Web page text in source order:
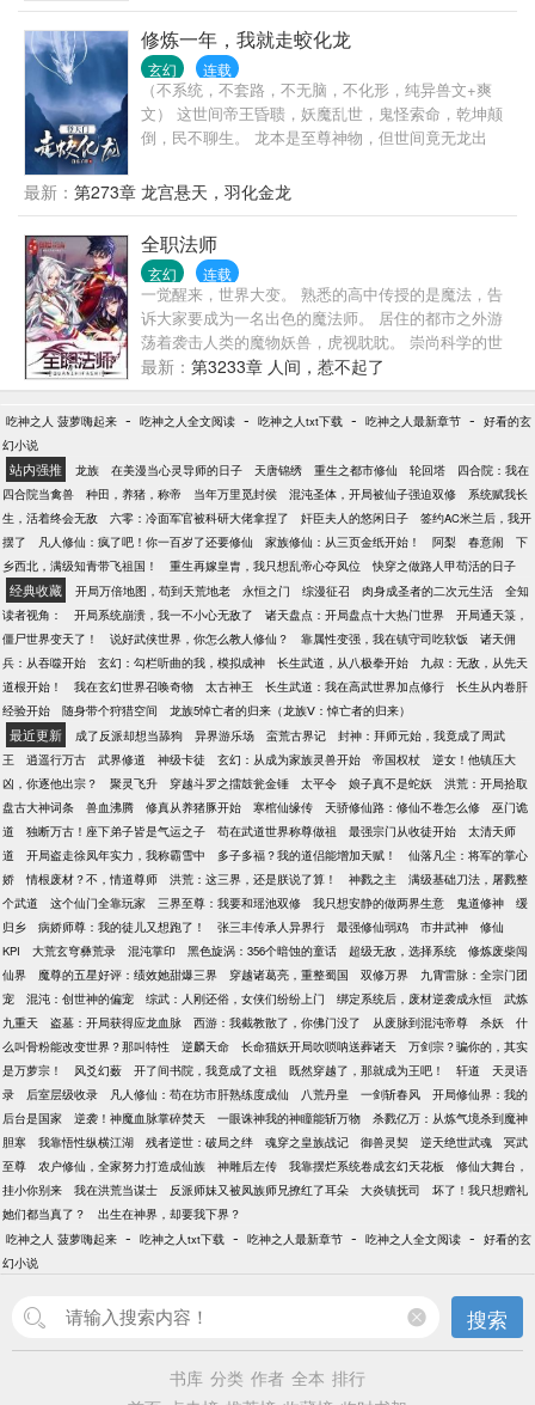
修炼一年，我就走蛟化龙
玄幻 连载
（不系统，不套路，不无脑，不化形，纯异兽文+爽
文） 这世间帝王昏聩，妖魔乱世，鬼怪索命，乾坤颠
倒，民不聊生。 龙本是至尊神物，但世间竟无龙出
许世间有龙。 只因龙天生掌控天地之力，凌驾众生之
上，俯瞰万物。 神龙一出，谁与争锋。 当君泽穿越而
来，重生成蛇，他便仰天长啸：吾要登天门，走蛟化
龙。
最新： 第273章 龙宫悬天，羽化金龙
全职法师
玄幻 连载
一觉醒来，世界大变。 熟悉的高中传授的是魔法，告
诉大家要成为一名出色的魔法师。 居住的都市之外游
荡着袭击人类的魔物妖兽，虎视眈眈。 崇尚科学的世
界变成了崇尚魔法，偏偏有着一样以学渣看待自己的
老师，一样目光异样的同学，一样社会底层挣扎的爸
爸，一样纯美却不能走路的非血缘妹妹…… 不过，莫
全系全能法师！
最新： 第3233章 人间，惹不起了
吃神之人 菠萝嗨起来 - 吃神之人全文阅读 - 吃神之人txt下载 - 吃神之人最新章节 - 好看的玄
幻小说
站内强推 龙族 在美漫当心灵导师的日子 天唐锦绣 重生之都市修仙 轮回塔
四合院：我在
四合院当禽兽
种田，养猪，称帝 当年万里觅封侯 混沌圣体，开局被仙子强迫双修
系统赋我长
生，活着终会无敌
六零：冷面军官被科研大佬拿捏了 奸臣夫人的悠闲日子
签约AC米兰后，我开
摆了
凡人修仙：疯了吧！你一百岁了还要修仙 家族修仙：从三页金纸开始！ 阿梨 春意闹
下
乡西北，满级知青带飞祖国！
重生再嫁皇胄，我只想乱帝心夺凤位 快穿之做路人甲苟活的日子
经典收藏 开局万倍地图，苟到天荒地老 永恒之门 综漫征召 肉身成圣者的二次元生活
全知
读者视角：
开局系统崩溃，我一不小心无敌了 诸天盘点：开局盘点十大热门世界
开局通天箓，
僵尸世界变天了！
说好武侠世界，你怎么教人修仙？ 靠属性变强，我在镇守司吃软饭
诸天佣
兵：从吞噬开始
玄幻：勾栏听曲的我，模拟成神 长生武道，从八极拳开始
九叔：无敌，从先天
道根开始！
我在玄幻世界召唤奇物 太古神王 长生武道：我在高武世界加点修行
长生从内卷肝
经验开始
随身带个狩猎空间 龙族5悼亡者的归来（龙族Ⅴ：悼亡者的归来）
最近更新 成了反派却想当舔狗 异界游乐场 蛮荒古界记
封神：拜师元始，我竟成了周武
王
逍遥行万古 武界修道 神级卡徒 玄幻：从成为家族灵兽开始 帝国权杖
逆女！他镇压大
凶，你逐他出宗？
聚灵飞升 穿越斗罗之擂鼓瓮金锤 太平令 娘子真不是蛇妖
洪荒：开局拾取
盘古大神词条
兽血沸腾 修真从养猪豚开始 寒棺仙缘传 天骄修仙路：修仙不卷怎么修
巫门诡
道
独断万古！座下弟子皆是气运之子 苟在武道世界称尊做祖 最强宗门从收徒开始
太清天师
道
开局盗走徐凤年实力，我称霸雪中 多子多福？我的道侣能增加天赋！
仙落凡尘：将军的掌心
娇
情根废材？不，情道尊师 洪荒：这三界，还是朕说了算！ 神戮之主
满级基础刀法，屠戮整
个武道
这个仙门全靠玩家 三界至尊：我要和瑶池双修 我只想安静的做两界生意 鬼道修神
缓
归乡
病娇师尊：我的徒儿又想跑了！ 张三丰传承人异界行 最强修仙弱鸡 市井武神
修仙
KPI
大荒玄穹彝荒录 混沌掌印 黑色旋涡：356个暗蚀的童话 超级无敌，选择系统
修炼废柴闯
仙界
魔尊的五星好评：绩效她甜爆三界 穿越诸葛亮，重整蜀国 双修万界
九霄雷脉：全宗门团
宠
混沌：创世神的偏宠 综武：人刚还俗，女侠们纷纷上门 绑定系统后，废材逆袭成永恒
武炼
九重天
盗墓：开局获得应龙血脉 西游：我截教散了，你佛门没了 从废脉到混沌帝尊 杀妖
什
么叫骨粉能改变世界？那叫特性
逆麟天命 长命猫妖开局吹唢呐送葬诸天
万剑宗？骗你的，其实
是万萝宗！
风爻幻薮 开了间书院，我竟成了文祖 既然穿越了，那就成为王吧！ 轩道
天灵语
录
后室层级收录 凡人修仙：苟在坊市肝熟练度成仙 八荒丹皇 一剑斩春风
开局修仙界：我的
后台是国家
逆袭！神魔血脉掌碎焚天 一眼诛神我的神瞳能斩万物
杀戮亿万：从炼气境杀到魔神
胆寒
我靠悟性纵横江湖 残者逆世：破局之绊 魂穿之皇族战记 御兽灵契 逆天绝世武魂
冥武
至尊
农户修仙，全家努力打造成仙族 神雕后左传 我靠摆烂系统卷成玄幻天花板
修仙大舞台，
挂小你别来
我在洪荒当谋士 反派师妹又被凤族师兄撩红了耳朵 大炎镇抚司
坏了！我只想赠礼
她们都当真了？
出生在神界，却要我下界？
吃神之人 菠萝嗨起来 - 吃神之人txt下载 - 吃神之人最新章节 - 吃神之人全文阅读 - 好看的玄
幻小说
搜索
书库 分类 作者 全本 排行